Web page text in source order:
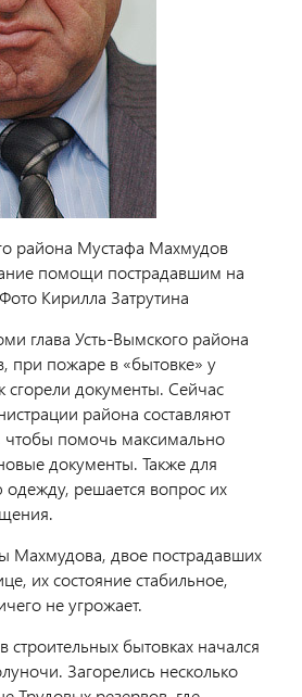
района Мустафа Махмудов
помощи пострадавшим на
Кирилла Затрутина
глава Усть-Вымского района
при пожаре в «бытовке» у
сгорели документы. Сейчас
района составляют
чтобы помочь максимально
документы. Также для
решается вопрос их
Махмудова, двое пострадавших
их состояние стабильное,
не угрожает.
бытовках начался
Загорелись несколько